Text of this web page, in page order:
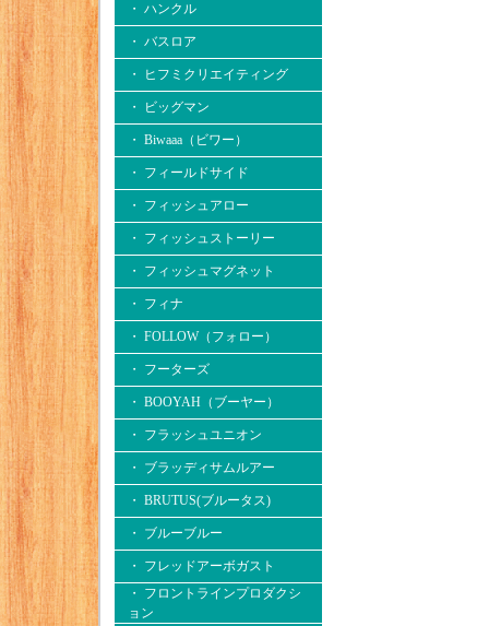
・ ハンクル
・ バスロア
・ ヒフミクリエイティング
・ ビッグマン
・ Biwaaa（ビワー）
・ フィールドサイド
・ フィッシュアロー
・ フィッシュストーリー
・ フィッシュマグネット
・ フィナ
・ FOLLOW（フォロー）
・ フーターズ
・ BOOYAH（ブーヤー）
・ フラッシュユニオン
・ ブラッディサムルアー
・ BRUTUS(ブルータス)
・ ブルーブルー
・ フレッドアーボガスト
・ フロントラインプロダクシ
ョン